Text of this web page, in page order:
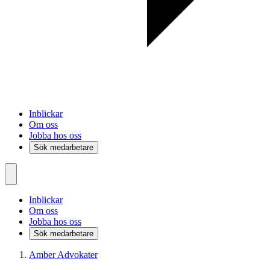
Inblickar
Om oss
Jobba hos oss
Sök medarbetare
Inblickar
Om oss
Jobba hos oss
Sök medarbetare
Amber Advokater